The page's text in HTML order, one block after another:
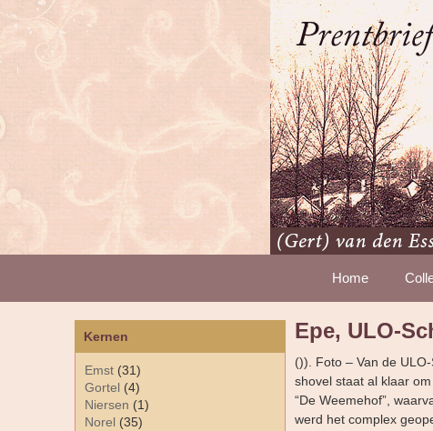
Home
Kernen
Emst (31)
Gortel (4)
Niersen (1)
Norel (35)
Epe, ULO-
()). Foto – Van de
shovel staat al klaar
“De Weemehof”,
werd het complex